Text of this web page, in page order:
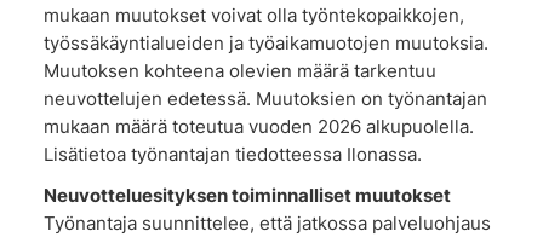
mukaan muutokset voivat olla työntekopaikkojen,
työssäkäyntialueiden ja työaikamuotojen muutoksia.
Muutoksen kohteena olevien määrä tarkentuu
neuvottelujen edetessä. Muutoksien on työnantajan
mukaan määrä toteutua vuoden 2026 alkupuolella.
Lisätietoa työnantajan tiedotteessa Ilonassa.
Neuvotteluesityksen toiminnalliset muutokset
Työnantaja suunnittelee, että jatkossa palveluohjaus